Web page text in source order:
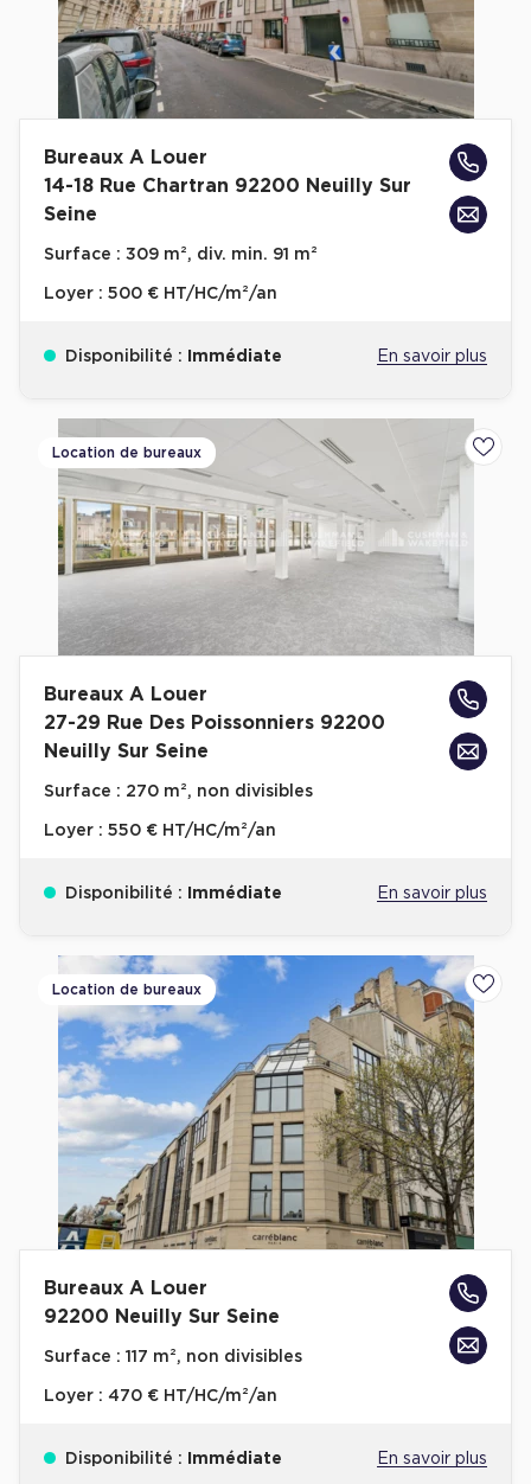
Bureaux A Louer
14-18 Rue Chartran 92200 Neuilly Sur
Seine
Surface : 309 m², div. min. 91 m²
Loyer : 500 € HT/HC/m²/an
Disponibilité : Immédiate En savoir plus
Location de bureaux
Bureaux A Louer
27-29 Rue Des Poissonniers 92200
Neuilly Sur Seine
Surface : 270 m², non divisibles
Loyer : 550 € HT/HC/m²/an
Disponibilité : Immédiate En savoir plus
Location de bureaux
Bureaux A Louer
92200 Neuilly Sur Seine
Surface : 117 m², non divisibles
Loyer : 470 € HT/HC/m²/an
Disponibilité : Immédiate En savoir plus